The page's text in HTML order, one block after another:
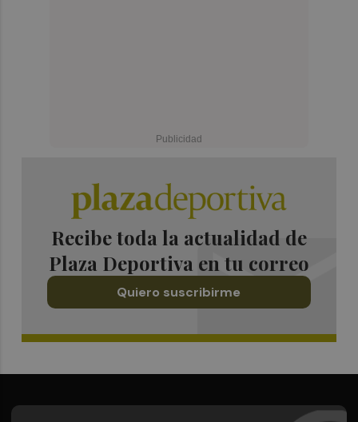
Recibe toda la actualidad de
Plaza Deportiva en tu correo
Quiero suscribirme